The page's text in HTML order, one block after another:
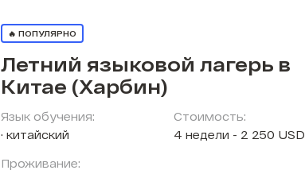
🔥 ПОПУЛЯРНО
Летний языковой лагерь в
Китае (Харбин)
Язык обучения:
китайский
Проживание:
Стоимость:
4 недели - 2 250 USD